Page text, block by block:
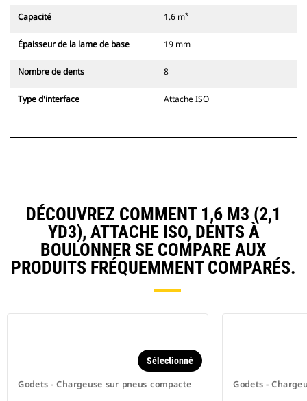
Capacité 1.6 m³
Épaisseur de la lame de base 19 mm
Nombre de dents 8
Type d'interface Attache ISO
DÉCOUVREZ COMMENT 1,6 M3 (2,1
YD3), ATTACHE ISO, DENTS À
BOULONNER SE COMPARE AUX
PRODUITS FRÉQUEMMENT COMPARÉS.
Godets - Chargeuse sur pneus compacte
Sélectionné
Godets -